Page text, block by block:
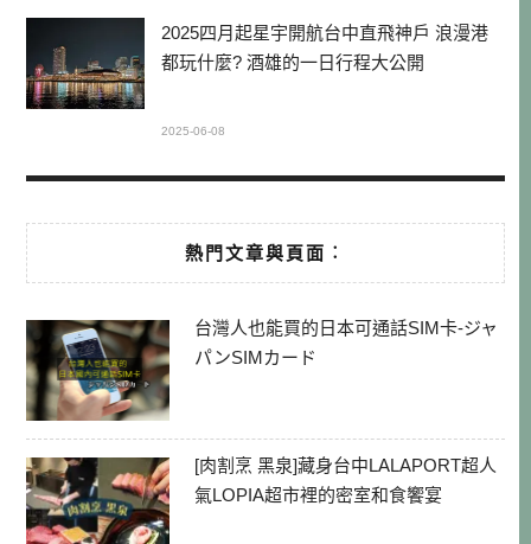
2025四月起星宇開航台中直飛神戶 浪漫港
都玩什麼? 酒雄的一日行程大公開
2025-06-08
熱門文章與頁面︰
台灣人也能買的日本可通話SIM卡-ジャ
パンSIMカード
[肉割烹 黑泉]藏身台中LALAPORT超人
氣LOPIA超市裡的密室和食饗宴